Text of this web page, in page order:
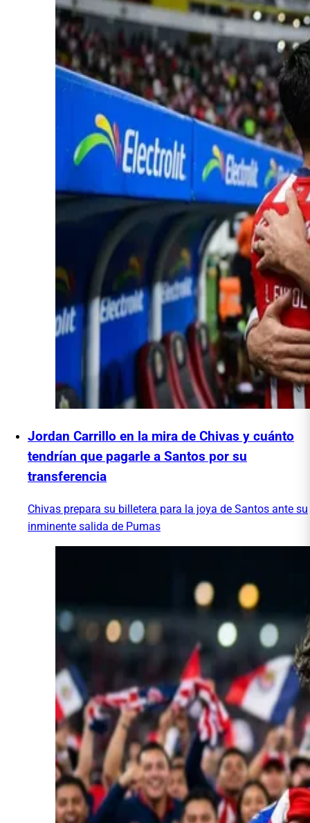
Jordan Carrillo en la mira de Chivas y cuánto
tendrían que pagarle a Santos por su
transferencia
Chivas prepara su billetera para la joya de Santos ante su
inminente salida de Pumas